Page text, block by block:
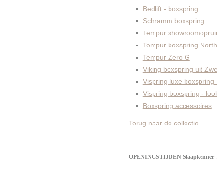
Bedlift - boxspring
Schramm boxspring
Tempur
Tempur boxspring North
Tempur Zero G
Viking boxspring uit
Vispring luxe boxspring
Vispring boxspring -
Boxspring accessoires
Terug naar de collectie
OPENINGSTIJDEN Slaapkenner